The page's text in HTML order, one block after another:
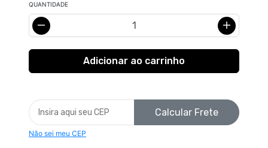
QUANTIDADE
Calcular Frete
Não sei meu CEP